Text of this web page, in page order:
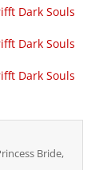
Dark Souls
Dark Souls
Dark Souls
Bride,